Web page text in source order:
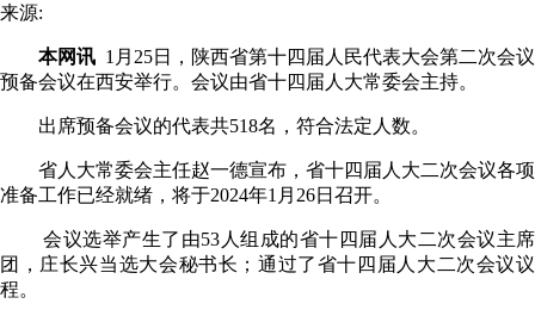
来源:
本网讯 1月25日，陕西省第十四届人民代表大会第二次会议
预备会议在西安举行。会议由省十四届人大常委会主持。
出席预备会议的代表共518名，符合法定人数。
省人大常委会主任赵一德宣布，省十四届人大二次会议各项
准备工作已经就绪，将于2024年1月26日召开。
会议选举产生了由53人组成的省十四届人大二次会议主席
团，庄长兴当选大会秘书长；通过了省十四届人大二次会议议
程。